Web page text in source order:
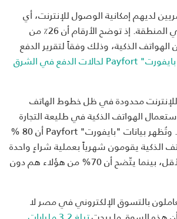
المصريين لديهم إمكانية الوصول للإنترنت، أي
أكثر من أيّ بلد آخر في المنطقة. إذ توضح الأرقام أن 26٪ من
الذكية، وذلك وفقاً لتقرير الدفع
"بايفورت" Payfort لحالات الدفع في الشرق
للإنترنت محدودة في ظل خطوط الهاتف
الهواتف الذكية في طليعة التجارة
الإلكترونية في مصر. وتُظهر بيانات "بايفورت" Payfort أن 80 %
الذكية يقومون شهرياً بعملية شراءٍ واحدة
على الإنترنت على الأقل، بينما يتّضح أن 70% من هؤلاء هم دون
بالتسوق الإلكتروني في مصر لا